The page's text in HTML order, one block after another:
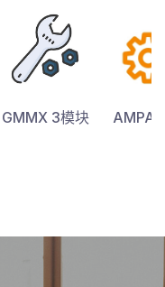
GMMX 3模块